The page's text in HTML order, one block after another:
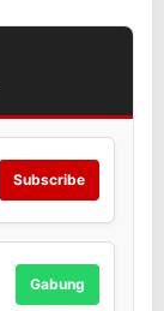
Subscribe
Gabung